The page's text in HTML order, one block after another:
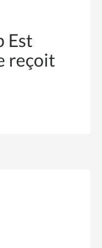
Est
reçoit